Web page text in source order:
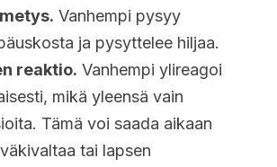
Vanhempi pysyy
ja pysyttelee hiljaa.
reaktio. Vanhempi ylireagoi
mikä yleensä vain
Tämä voi saada aikaan
tai lapsen